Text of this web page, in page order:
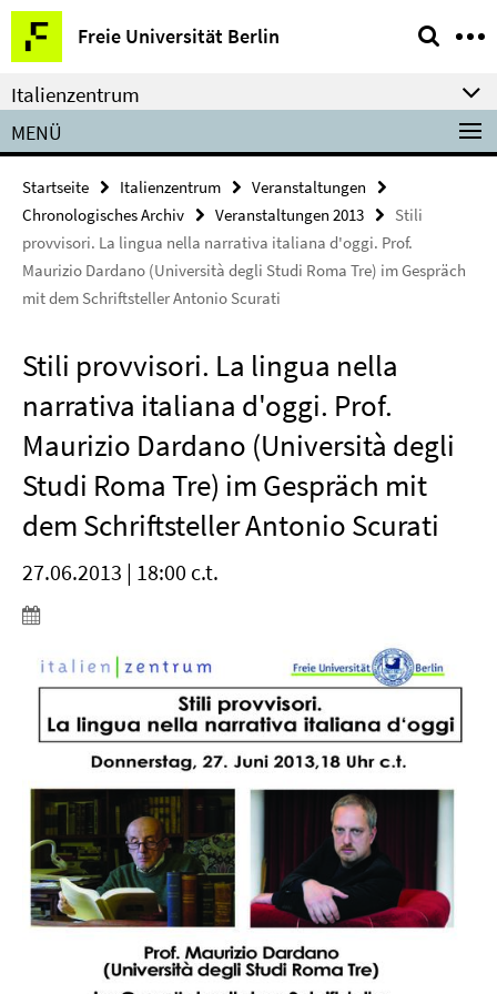
Springe
direkt
zu
Inhalt
Freie Universität Berlin
Service-
Navigation
Italienzentrum
MENÜ
Startseite Italienzentrum
Veranstaltungen
Chronologisches Archiv
Veranstaltungen 2013
Stili
provvisori. La lingua nella narrativa italiana d'oggi. Prof.
Maurizio Dardano (Università degli Studi Roma Tre) im Gespräch
mit dem Schriftsteller Antonio Scurati
Stili provvisori. La lingua nella
narrativa italiana d'oggi. Prof.
Maurizio Dardano (Università degli
Studi Roma Tre) im Gespräch mit
dem Schriftsteller Antonio Scurati
27.06.2013 | 18:00 c.t.